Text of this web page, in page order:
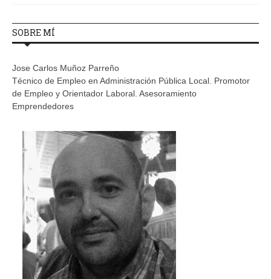
SOBRE MÍ
Jose Carlos Muñoz Parreño
Técnico de Empleo en Administración Pública Local. Promotor
de Empleo y Orientador Laboral. Asesoramiento
Emprendedores